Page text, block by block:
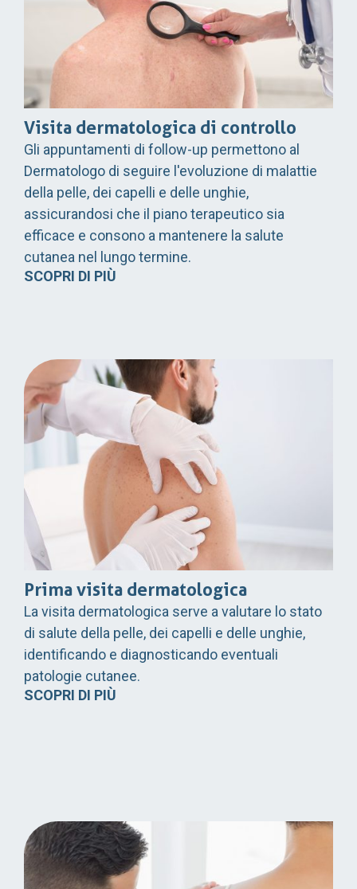
Visita dermatologica di controllo
Gli appuntamenti di follow-up permettono al
Dermatologo di seguire l'evoluzione di malattie
della pelle, dei capelli e delle unghie,
assicurandosi che il piano terapeutico sia
efficace e consono a mantenere la salute
cutanea nel lungo termine.
SCOPRI DI PIÙ
Prima visita dermatologica
La visita dermatologica serve a valutare lo stato
di salute della pelle, dei capelli e delle unghie,
identificando e diagnosticando eventuali
patologie cutanee.
SCOPRI DI PIÙ